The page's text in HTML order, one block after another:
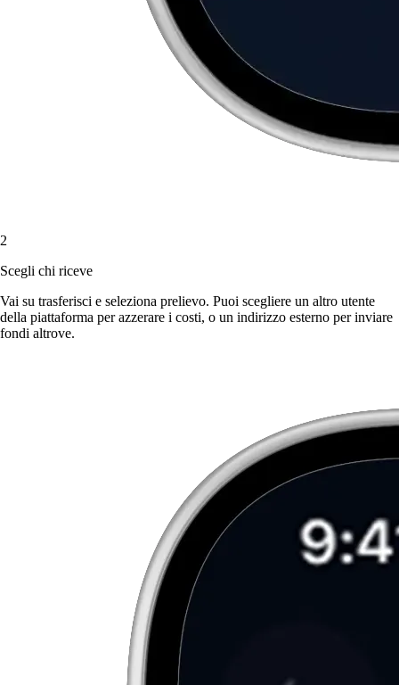
2
Scegli chi riceve
Vai su trasferisci e seleziona prelievo. Puoi scegliere un altro utente
della piattaforma per azzerare i costi, o un indirizzo esterno per inviare
fondi altrove.